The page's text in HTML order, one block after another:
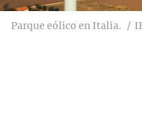
Parque eólico en Italia.